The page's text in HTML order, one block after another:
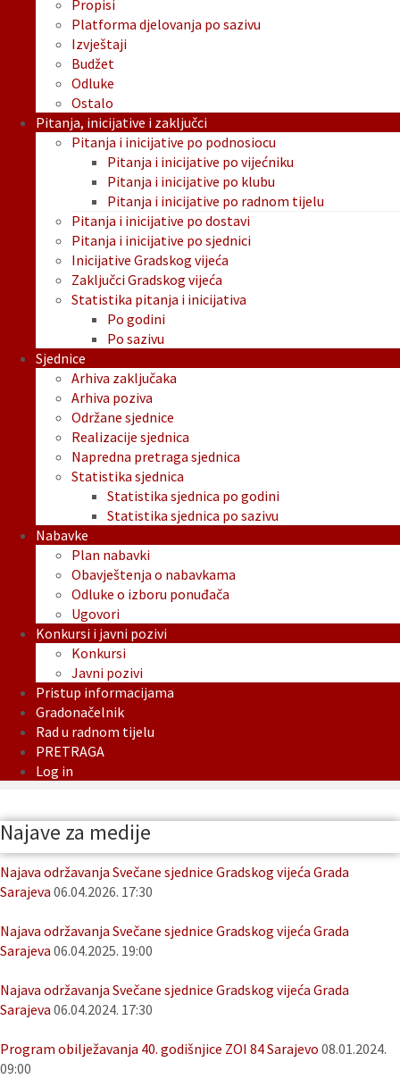
Propisi
Platforma djelovanja po sazivu
Izvještaji
Budžet
Odluke
Ostalo
Pitanja, inicijative i zaključci
Pitanja i inicijative po podnosiocu
Pitanja i inicijative po vijećniku
Pitanja i inicijative po klubu
Pitanja i inicijative po radnom tijelu
Pitanja i inicijative po dostavi
Pitanja i inicijative po sjednici
Inicijative Gradskog vijeća
Zaključci Gradskog vijeća
Statistika pitanja i inicijativa
Po godini
Po sazivu
Sjednice
Arhiva zaključaka
Arhiva poziva
Održane sjednice
Realizacije sjednica
Napredna pretraga sjednica
Statistika sjednica
Statistika sjednica po godini
Statistika sjednica po sazivu
Nabavke
Plan nabavki
Obavještenja o nabavkama
Odluke o izboru ponuđača
Ugovori
Konkursi i javni pozivi
Konkursi
Javni pozivi
Pristup informacijama
Gradonačelnik
Rad u radnom tijelu
PRETRAGA
Log in
Najave za medije
Najava održavanja Svečane sjednice Gradskog vijeća Grada
Sarajeva 06.04.2026. 17:30
Najava održavanja Svečane sjednice Gradskog vijeća Grada
Sarajeva 06.04.2025. 19:00
Najava održavanja Svečane sjednice Gradskog vijeća Grada
Sarajeva 06.04.2024. 17:30
Program obilježavanja 40. godišnjice ZOI 84 Sarajevo 08.01.2024.
09:00